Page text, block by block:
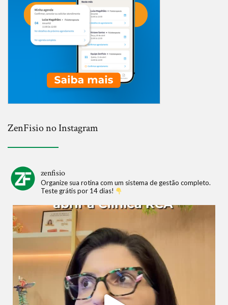
ZenFisio no Instagram
zenfisio
Organize sua rotina com um sistema de gestão completo.
Teste grátis por 14 dias!